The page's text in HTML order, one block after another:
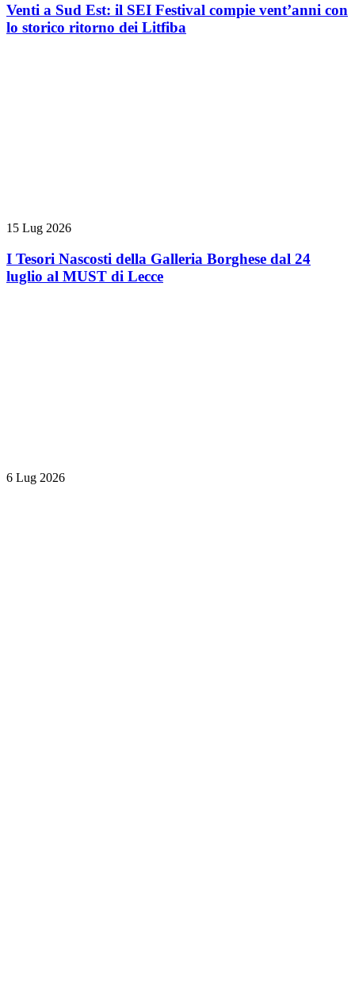
Venti a Sud Est: il SEI Festival compie vent’anni con
lo storico ritorno dei Litfiba
15 Lug 2026
I Tesori Nascosti della Galleria Borghese dal 24
luglio al MUST di Lecce
6 Lug 2026